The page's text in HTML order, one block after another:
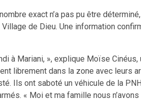
exact n’a pas pu être
de Dieu. Une information
à Mariani, », explique Moïse
librement dans la zone avec leurs
Ils ont saboté un véhicule de la
« Moi et ma famille nous